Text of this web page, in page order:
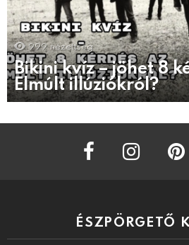
999 nézettség
Bikini kvíz – jöhet 8
Elmúlt illúziókról?
facebook instagram
ÉSZPÖRGETŐ